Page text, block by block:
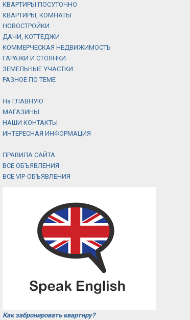
КВАРТИРЫ ПОСУТОЧНО
КВАРТИРЫ, КОМНАТЫ
НОВОСТРОЙКИ
ДАЧИ, КОТТЕДЖИ
КОММЕРЧЕСКАЯ НЕДВИЖИМОСТЬ
ГАРАЖИ И СТОЯНКИ
ЗЕМЕЛЬНЫЕ УЧАСТКИ
РАЗНОЕ ПО ТЕМЕ
На ГЛАВНУЮ
МАГАЗИНЫ
НАШИ КОНТАКТЫ
ИНТЕРЕСНАЯ ИНФОРМАЦИЯ
ПРАВИЛА САЙТА
ВСЕ ОБЪЯВЛЕНИЯ
ВСЕ VIP-ОБЪЯВЛЕНИЯ
Как забронировать квартиру?